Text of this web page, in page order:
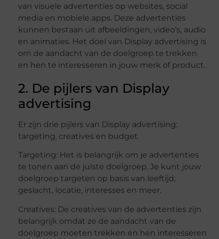
van visuele advertenties op websites, social
media en mobiele apps. Deze advertenties
kunnen bestaan uit afbeeldingen, video’s, audio
en animaties. Het doel van Display advertising is
om de aandacht van de doelgroep te trekken
en hen te interesseren in jouw merk of product.
2. De pijlers van Display
advertising
Er zijn drie pijlers van Display advertising:
targeting, creatives en budget.
Targeting: Het is belangrijk om je advertenties
te tonen aan de juiste doelgroep. Je kunt jouw
doelgroep targeten op basis van leeftijd,
geslacht, locatie, interesses en meer.
Creatives: De creatives van de advertenties zijn
belangrijk omdat ze de aandacht van de
doelgroep moeten trekken en hen interesseren